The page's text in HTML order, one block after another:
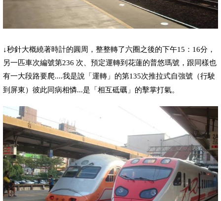
↓秒針大概繞著時計的圓周，整整轉了六圈之後的下午15 ： 16分，
另一匹車次編號第236 次、預定運轉到花蓮的普悠瑪號，跟同樣也
有一大段路要爬....我是說「運轉」的第135次推拉式自強號 （行駛
到屏東）彼此同病相憐...是「相互砥礪」的擊掌打氣。